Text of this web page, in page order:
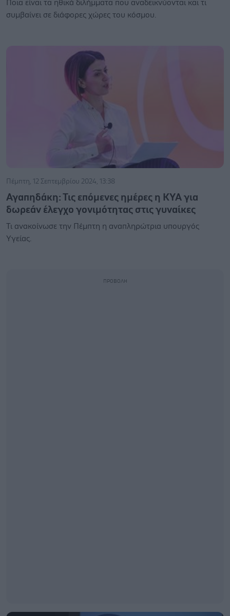
Ποια είναι τα ηθικά διλήμματα που αναδεικνύονται και τι
συμβαίνει σε διάφορες χώρες του κόσμου.
Πέμπτη, 12 Σεπτεμβρίου 2024, 13:38
Αγαπηδάκη: Τις επόμενες ημέρες η ΚΥΑ για
δωρεάν έλεγχο γονιμότητας στις γυναίκες
Τι ανακοίνωσε την Πέμπτη η αναπληρώτρια υπουργός
Υγείας.